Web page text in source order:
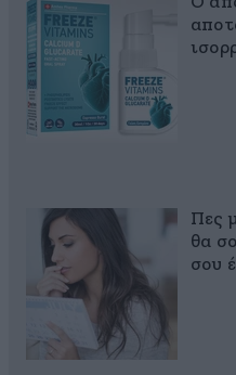
Πες
θα
σου